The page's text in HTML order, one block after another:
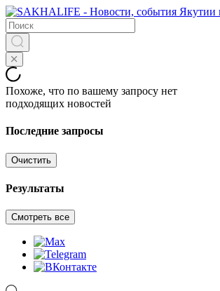
Похоже, что по вашему запросу нет
подходящих новостей
Последние запросы
Очистить
Результаты
Смотреть все